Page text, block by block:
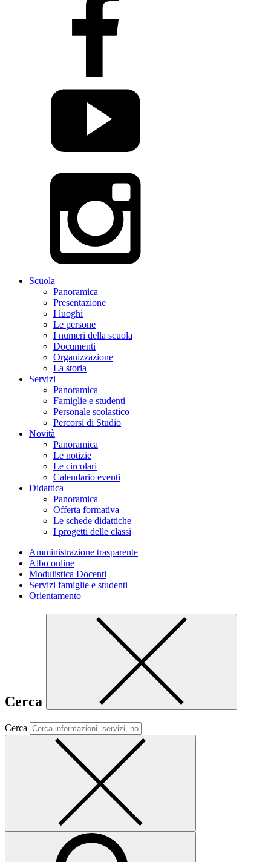
Scuola
Panoramica
Presentazione
I luoghi
Le persone
I numeri della scuola
Documenti
Organizzazione
La storia
Servizi
Panoramica
Famiglie e studenti
Personale scolastico
Percorsi di Studio
Novità
Panoramica
Le notizie
Le circolari
Calendario eventi
Didattica
Panoramica
Offerta formativa
Le schede didattiche
I progetti delle classi
Amministrazione trasparente
Albo online
Modulistica Docenti
Servizi famiglie e studenti
Orientamento
Cerca
Cerca